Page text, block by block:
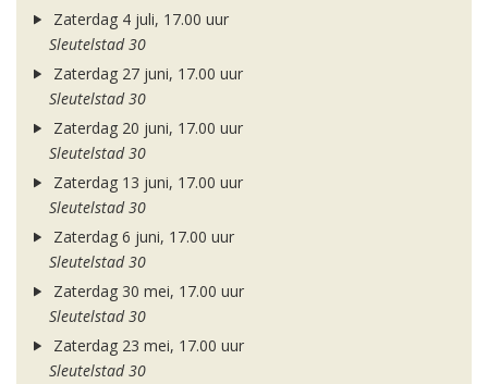
Zaterdag 4 juli, 17.00 uur
Sleutelstad 30
Zaterdag 27 juni, 17.00 uur
Sleutelstad 30
Zaterdag 20 juni, 17.00 uur
Sleutelstad 30
Zaterdag 13 juni, 17.00 uur
Sleutelstad 30
Zaterdag 6 juni, 17.00 uur
Sleutelstad 30
Zaterdag 30 mei, 17.00 uur
Sleutelstad 30
Zaterdag 23 mei, 17.00 uur
Sleutelstad 30